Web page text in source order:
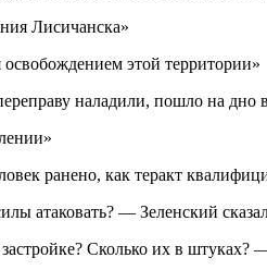
Лисичанска»
этой территории»
наладили, пошло на дно
ранено, как теракт
атаковать? — Зеленский
Сколько их в